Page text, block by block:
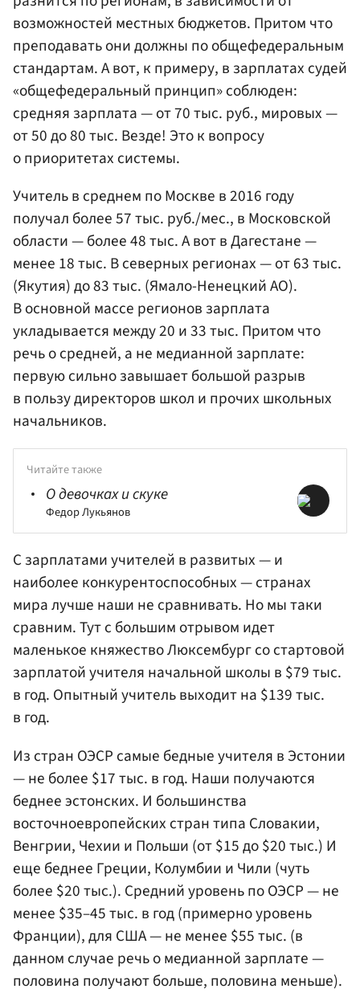
возможностей местных бюджетов. Притом что
преподавать они должны по общефедеральным
стандартам. А вот, к примеру, в зарплатах судей
«общефедеральный принцип» соблюден:
средняя зарплата — от 70 тыс. руб., мировых —
от 50 до 80 тыс. Везде! Это к вопросу
о приоритетах cистемы.
Учитель в среднем по Москве в 2016 году
получал более 57 тыс. руб./мес., в Московской
области — более 48 тыс. А вот в Дагестане —
менее 18 тыс. В северных регионах — от 63 тыс.
(Якутия) до 83 тыс. (Ямало-Ненецкий АО).
В основной массе регионов зарплата
укладывается между 20 и 33 тыс. Притом что
речь о средней, а не медианной зарплате:
первую сильно завышает большой разрыв
в пользу директоров школ и прочих школьных
начальников.
Читайте также
О девочках и скуке
Федор Лукьянов
С зарплатами учителей в развитых — и
наиболее конкурентоспособных — странах
мира лучше наши не сравнивать. Но мы таки
сравним. Тут с большим отрывом идет
маленькое княжество Люксембург со стартовой
зарплатой учителя начальной школы в $79 тыс.
в год. Опытный учитель выходит на $139 тыс.
в год.
Из стран ОЭСР самые бедные учителя в Эстонии
— не более $17 тыс. в год. Наши получаются
беднее эстонских. И большинства
восточноевропейских стран типа Словакии,
Венгрии, Чехии и Польши (от $15 до $20 тыс.) И
еще беднее Греции, Колумбии и Чили (чуть
более $20 тыс.). Средний уровень по ОЭСР — не
менее $35–45 тыс. в год (примерно уровень
Франции), для США — не менее $55 тыс. (в
данном случае речь о медианной зарплате —
половина получают больше, половина меньше).